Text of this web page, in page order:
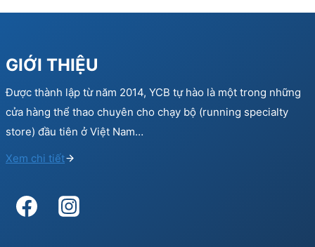
GIỚI THIỆU
Được thành lập từ năm 2014, YCB tự hào là một trong những
cửa hàng thể thao chuyên cho chạy bộ (running specialty
store) đầu tiên ở Việt Nam…
Xem chi tiết